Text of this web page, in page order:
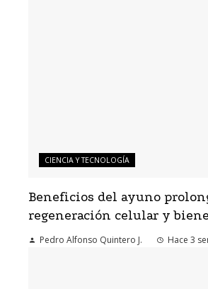
CIENCIA Y TECNOLOGÍA
Beneficios del ayuno
regeneración celular y
Pedro Alfonso Quintero J. Hace 3